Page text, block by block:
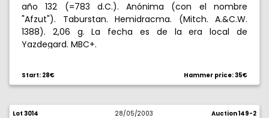
año 132 (=783 d.C.). Anónima (con el nombre
"Afzut"). Taburstan. Hemidracma. (Mitch. A.&C.W.
1388). 2,06 g. La fecha es de la era local de
Yazdegard. MBC+.
Start: 28€ Hammer price: 35€
Lot 3014 28/05/2003 Auction 149-2